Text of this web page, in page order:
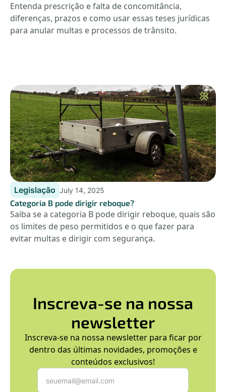
Entenda prescrição e falta de concomitância,
diferenças, prazos e como usar essas teses jurídicas
para anular multas e processos de trânsito.
Legislação July 14, 2025
Categoria B pode dirigir reboque?
Saiba se a categoria B pode dirigir reboque, quais são
os limites de peso permitidos e o que fazer para
evitar multas e dirigir com segurança.
Inscreva-se na nossa
newsletter
Inscreva-se na nossa newsletter para ficar por
dentro das últimas novidades, promoções e
conteúdos exclusivos!